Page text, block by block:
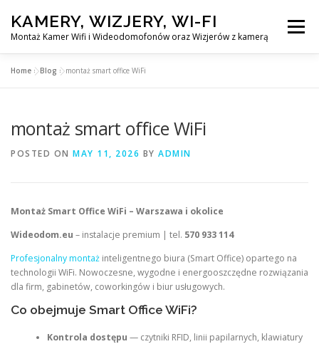
content
KAMERY, WIZJERY, WI-FI
Montaż Kamer Wifi i Wideodomofonów oraz Wizjerów z kamerą
Menu
MONTAŻ WIDEDOMOFONÓW
KONTAKT
EN
Home »Blog »montaż smart office WiFi
montaż smart office WiFi
POSTED ON MAY 11, 2026 BY ADMIN
Montaż Smart Office WiFi – Warszawa i okolice
Wideodom.eu – instalacje premium | tel. 570 933 114
Profesjonalny montaż inteligentnego biura (Smart Office) opartego na
technologii WiFi. Nowoczesne, wygodne i energooszczędne rozwiązania
dla firm, gabinetów, coworkingów i biur usługowych.
Co obejmuje Smart Office WiFi?
Kontrola dostępu — czytniki RFID, linii papilarnych, klawiatury